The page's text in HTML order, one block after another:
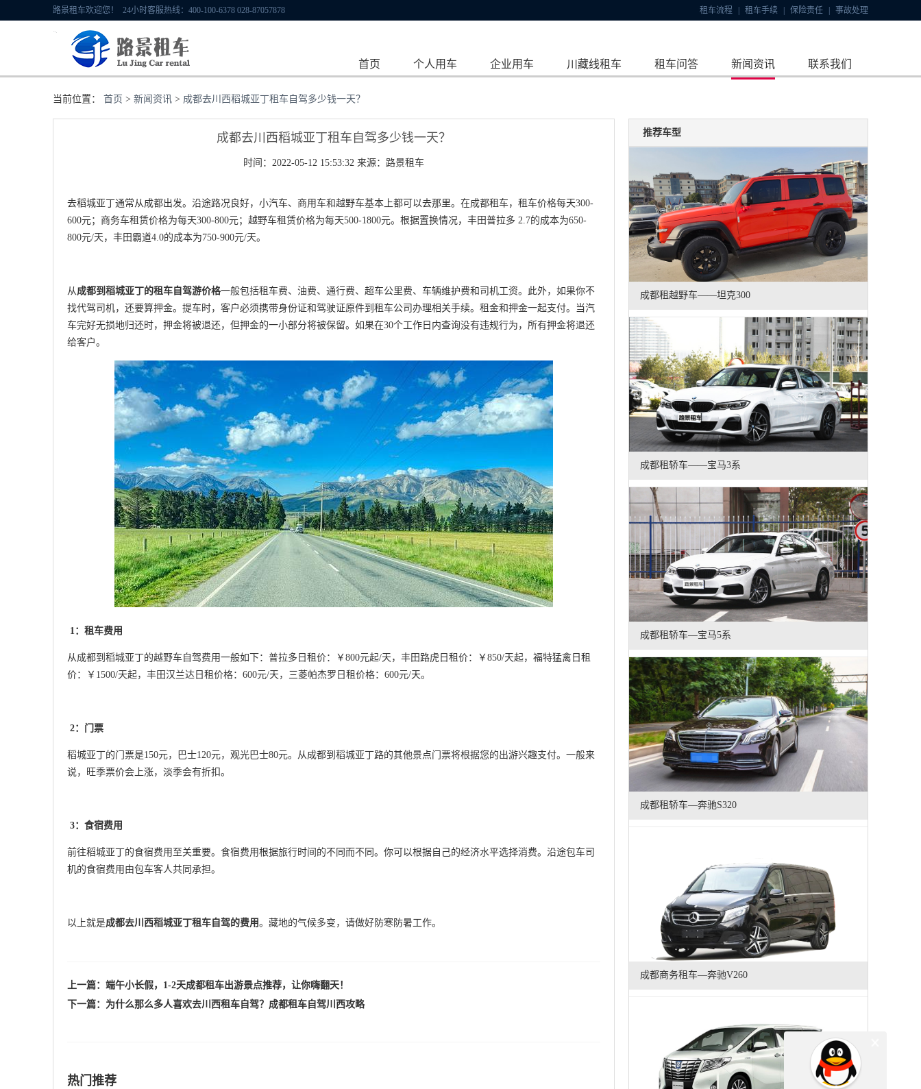
路景租车欢迎您！ 24小时客服热线：400-100-6378 028-87057878 租车流程 租车手续 保险责任 事故处理
首页 个人用车 企业用车 川藏线租车 租车问答 新闻资讯 联系我们
当前位置： 首页 > 新闻资讯 > 成都去川西稻城亚丁租车自驾多少钱一天？
成都去川西稻城亚丁租车自驾多少钱一天？
时间：2022-05-12 15:53:32 来源： 路景租车
去稻城亚丁通常从成都出发。沿途路况良好，小汽车、商用车和越野车基本上都可以去那里。在成都租车，租车价格每天300-
600元；商务车租赁价格为每天300-800元；越野车租赁价格为每天500-1800元。根据置换情况，丰田普拉多 2.7的成本为650-
800元/天，丰田霸道4.0的成本为750-900元/天。
从成都到稻城亚丁的租车自驾游价格一般包括租车费、油费、通行费、超车公里费、车辆维护费和司机工资。此外，如果你不
找代驾司机，还要算押金。提车时，客户必须携带身份证和驾驶证原件到租车公司办理相关手续。租金和押金一起支付。当汽
车完好无损地归还时，押金将被退还，但押金的一小部分将被保留。如果在30个工作日内查询没有违规行为，所有押金将退还
给客户。
1：租车费用
从成都到稻城亚丁的越野车自驾费用一般如下：普拉多日租价：￥800元起/天，丰田路虎日租价：￥850/天起，福特猛禽日租
价：￥1500/天起，丰田汉兰达日租价格：600元/天，三菱帕杰罗日租价格：600元/天。
2：门票
稻城亚丁的门票是150元，巴士120元，观光巴士80元。从成都到稻城亚丁路的其他景点门票将根据您的出游兴趣支付。一般来
说，旺季票价会上涨，淡季会有折扣。
3：食宿费用
前往稻城亚丁的食宿费用至关重要。食宿费用根据旅行时间的不同而不同。你可以根据自己的经济水平选择消费。沿途包车司
机的食宿费用由包车客人共同承担。
以上就是成都去川西稻城亚丁租车自驾的费用。藏地的气候多变，请做好防寒防暑工作。
上一篇： 端午小长假，1-2天成都租车出游景点推荐，让你嗨翻天！
下一篇： 为什么那么多人喜欢去川西租车自驾？成都租车自驾川西攻略
热门推荐
推荐车型
成都租越野车——坦克300
成都租轿车——宝马3系
成都租轿车—宝马5系
成都租轿车—奔驰S320
成都商务租车—奔驰V260